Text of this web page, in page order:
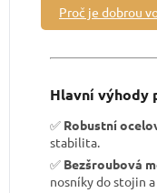
Proč je dobrou
Hlavní výhody
✅ Robustní
stabilita.
✅ Bezšroubová
nosníky do stojin